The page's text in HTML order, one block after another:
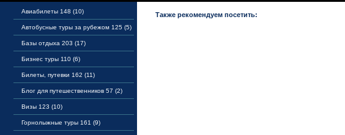
Авиабилеты 148 (10)
Автобусные туры за рубежом 125 (5)
Базы отдыха 203 (17)
Бизнес туры 110 (6)
Билеты, путевки 162 (11)
Блог для путешественников 57 (2)
Визы 123 (10)
Горнолыжные туры 161 (9)
Также рекомендуем посетить: